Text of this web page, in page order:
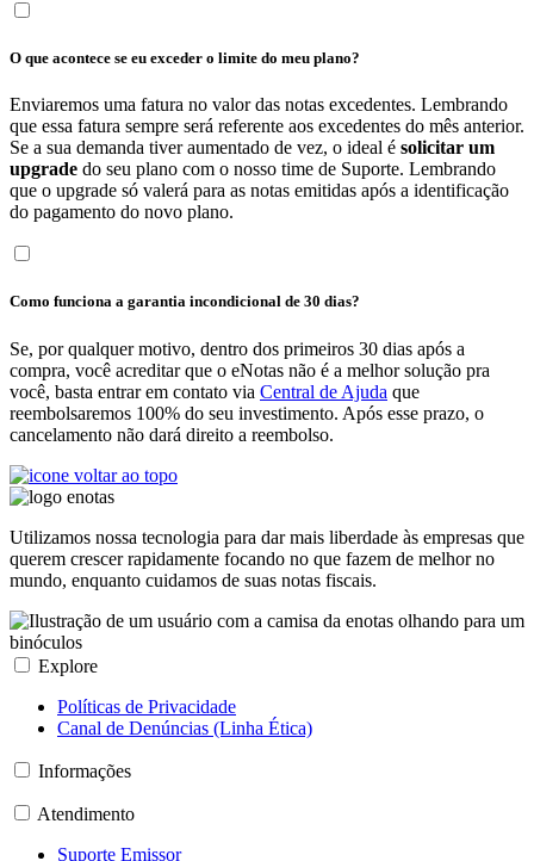
O que acontece se eu exceder o limite do meu plano?
Enviaremos uma fatura no valor das notas excedentes. Lembrando
que essa fatura sempre será referente aos excedentes do mês anterior.
Se a sua demanda tiver aumentado de vez, o ideal é solicitar um
upgrade do seu plano com o nosso time de Suporte. Lembrando
que o upgrade só valerá para as notas emitidas após a identificação
do pagamento do novo plano.
Como funciona a garantia incondicional de 30 dias?
Se, por qualquer motivo, dentro dos primeiros 30 dias após a
compra, você acreditar que o eNotas não é a melhor solução pra
você, basta entrar em contato via Central de Ajuda que
reembolsaremos 100% do seu investimento. Após esse prazo, o
cancelamento não dará direito a reembolso.
Utilizamos nossa tecnologia para dar mais liberdade às empresas que
querem crescer rapidamente focando no que fazem de melhor no
mundo, enquanto cuidamos de suas notas fiscais.
Explore
Políticas de Privacidade
Canal de Denúncias (Linha Ética)
Informações
Atendimento
Suporte Emissor